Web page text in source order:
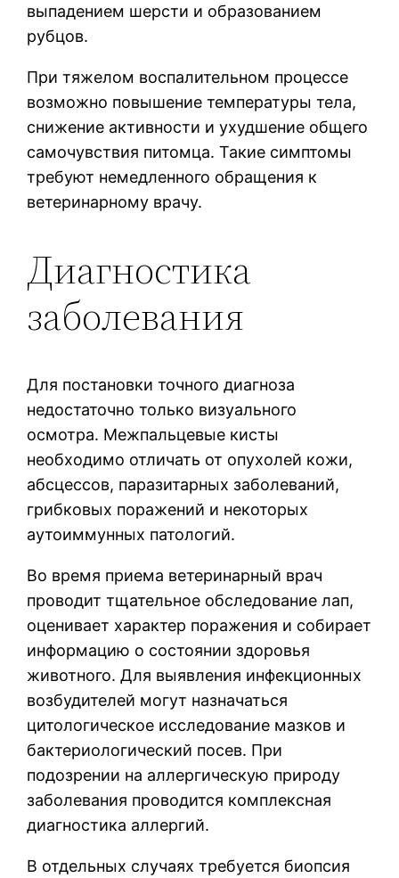
выпадением шерсти и образованием
рубцов.
При тяжелом воспалительном процессе
возможно повышение температуры тела,
снижение активности и ухудшение общего
самочувствия питомца. Такие симптомы
требуют немедленного обращения к
ветеринарному врачу.
Диагностика
заболевания
Для постановки точного диагноза
недостаточно только визуального
осмотра. Межпальцевые кисты
необходимо отличать от опухолей кожи,
абсцессов, паразитарных заболеваний,
грибковых поражений и некоторых
аутоиммунных патологий.
Во время приема ветеринарный врач
проводит тщательное обследование лап,
оценивает характер поражения и собирает
информацию о состоянии здоровья
животного. Для выявления инфекционных
возбудителей могут назначаться
цитологическое исследование мазков и
бактериологический посев. При
подозрении на аллергическую природу
заболевания проводится комплексная
диагностика аллергий.
В отдельных случаях требуется биопсия